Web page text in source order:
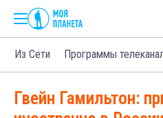
Из Сети Программы
Гвейн Гамильтон: